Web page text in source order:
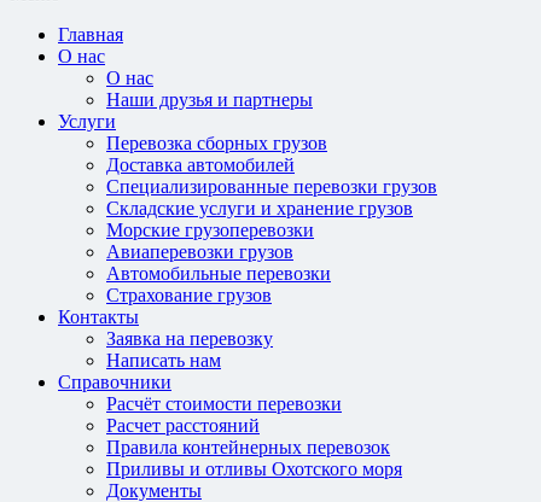
Главная
О нас
О нас
Наши друзья и партнеры
Услуги
Перевозка сборных грузов
Доставка автомобилей
Специализированные перевозки грузов
Складские услуги и хранение грузов
Морские грузоперевозки
Авиаперевозки грузов
Автомобильные перевозки
Страхование грузов
Контакты
Заявка на перевозку
Написать нам
Справочники
Расчёт стоимости перевозки
Расчет расстояний
Правила контейнерных перевозок
Приливы и отливы Охотского моря
Документы